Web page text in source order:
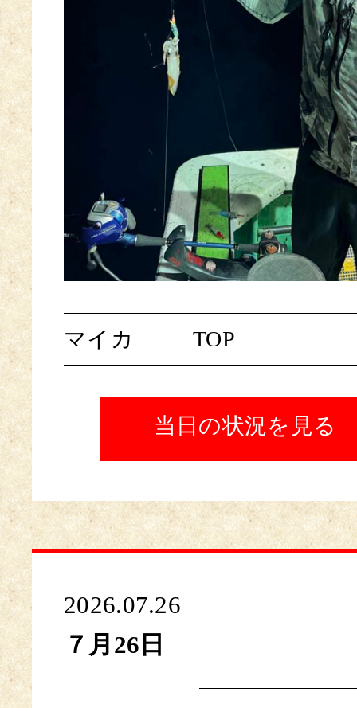
マイカ TOP
当日の状況を見る
2026.07.26
７月26日